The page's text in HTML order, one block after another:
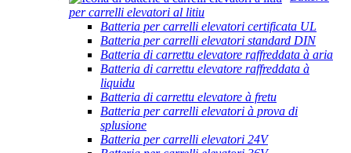
per carrelli elevatori al litiu
Batteria per carrelli elevatori certificata UL
Batteria per carrelli elevatori standard DIN
Batteria di carrettu elevatore raffreddata à aria
Batteria di carrettu elevatore raffreddata à
liquidu
Batteria di carrettu elevatore à fretu
Batteria per carrelli elevatori à prova di
splusione
Batteria per carrelli elevatori 24V